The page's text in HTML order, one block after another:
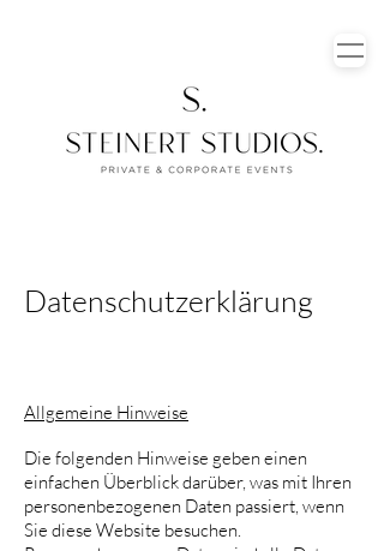
Datenschutzerklärung
Allgemeine Hinweise
Die folgenden Hinweise geben einen
einfachen Überblick darüber, was mit Ihren
personenbezogenen Daten passiert, wenn
Sie diese Website besuchen.